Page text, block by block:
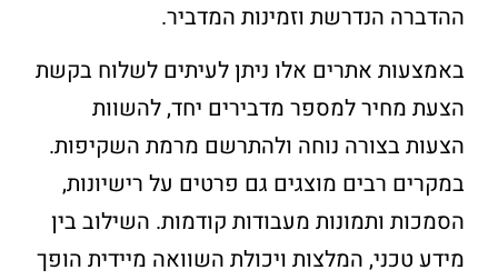
ההדברה הנדרשת וזמינות המדביר.
באמצעות אתרים אלו ניתן לעיתים לשלוח בקשת
הצעת מחיר למספר מדבירים יחד, להשוות
הצעות בצורה נוחה ולהתרשם מרמת השקיפות.
במקרים רבים מוצגים גם פרטים על רישיונות,
הסמכות ותמונות מעבודות קודמות. השילוב בין
מידע טכני, המלצות ויכולת השוואה מיידית הופך